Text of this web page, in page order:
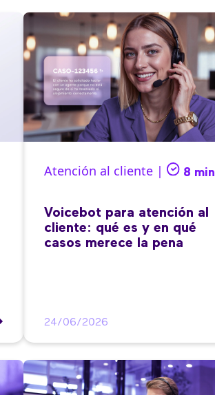
Atención al cliente | 8 min
Voicebot para atención al
cliente: qué es y en qué
casos merece la pena
24/06/2026